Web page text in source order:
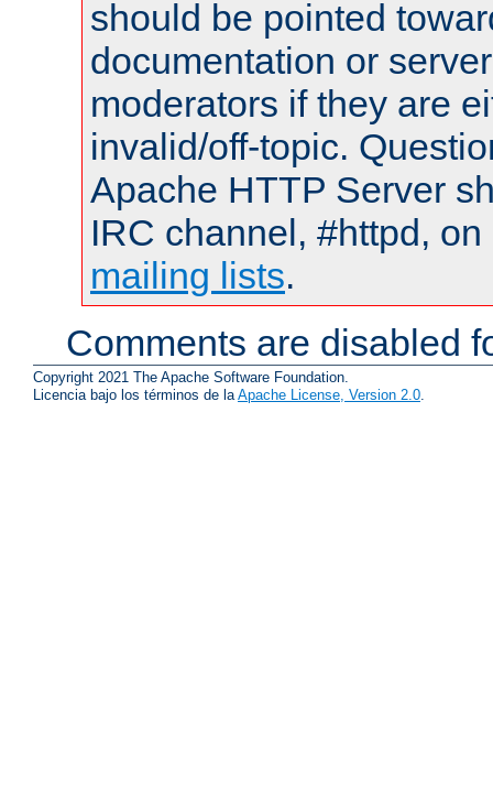
should be pointed
documentation or
moderators if they are
invalid/off-topic.
Apache HTTP Server
IRC channel, #httpd,
mailing lists.
Comments are disabled
Copyright 2021 The Apache Software Foundation.
Licencia bajo los términos de laApache License, Version 2.0.